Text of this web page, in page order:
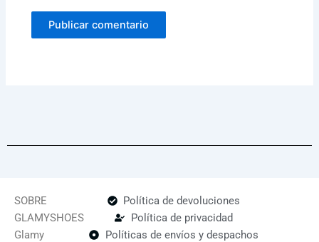
SOBRE
GLAMYSHOES
Glamy
Política de devoluciones
Política de privacidad
Políticas de envíos y despachos